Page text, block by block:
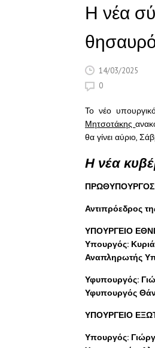
Η νέα
14/03/2025
0
Το νέο
Μητσοτάκης
θα γίνει αύριο,
Η νέα
ΠΡΩΘΥΠΟΥΡΓΟΣ:
Αντιπρόεδρος
ΥΠΟΥΡΓΕΙΟ
Υπουργός:
Αναπληρωτής
Υφυπουργός:
Υφυπουργός
ΥΠΟΥΡΓΕΙΟ
Υπουργός: